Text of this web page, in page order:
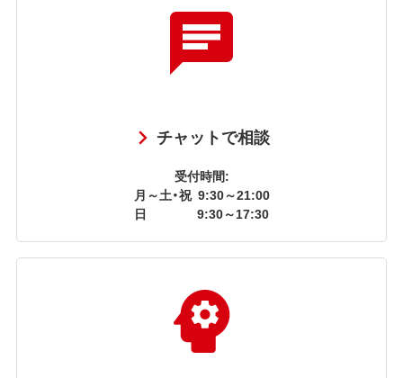
チャットで相談
受付時間:
月～土・祝 9:30～21:00
日
9:30～17:30